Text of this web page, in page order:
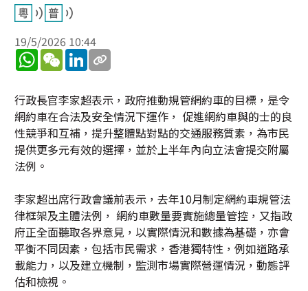
19/5/2026 10:44
WhatsApp
WeChatLinkedIn
行政長官李家超表示，政府推動規管網約車的目標，是令
網約車在合法及安全情況下運作， 促進網約車與的士的良
性競爭和互補，提升整體點對點的交通服務質素，為市民
提供更多元有效的選擇，並於上半年內向立法會提交附屬
法例。
李家超出席行政會議前表示，去年10月制定網約車規管法
律框架及主體法例， 網約車數量要實施總量管控，又指政
府正全面聽取各界意見，以實際情況和數據為基礎，亦會
平衡不同因素，包括市民需求，香港獨特性，例如道路承
載能力，以及建立機制，監測市場實際營運情況，動態評
估和檢視。